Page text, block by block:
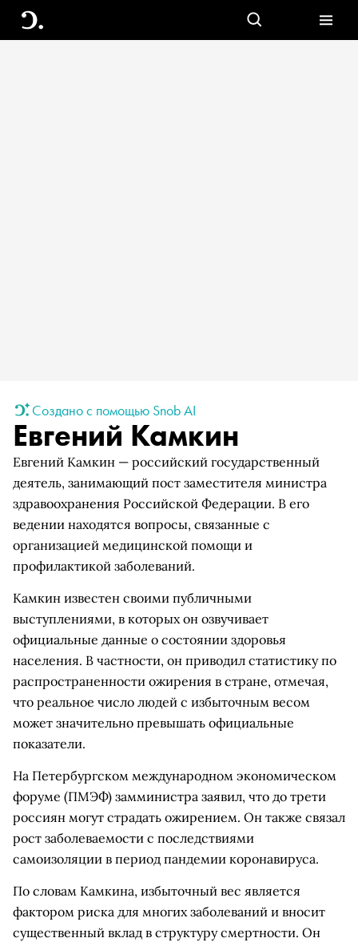
Создано с помощью Snob AI
Евгений Камкин
Евгений Камкин — российский государственный
деятель, занимающий пост заместителя министра
здравоохранения Российской Федерации. В его
ведении находятся вопросы, связанные с
организацией медицинской помощи и
профилактикой заболеваний.
Камкин известен своими публичными
выступлениями, в которых он озвучивает
официальные данные о состоянии здоровья
населения. В частности, он приводил статистику по
распространенности ожирения в стране, отмечая,
что реальное число людей с избыточным весом
может значительно превышать официальные
показатели.
На Петербургском международном экономическом
форуме (ПМЭФ) замминистра заявил, что до трети
россиян могут страдать ожирением. Он также связал
рост заболеваемости с последствиями
самоизоляции в период пандемии коронавируса.
По словам Камкина, избыточный вес является
фактором риска для многих заболеваний и вносит
существенный вклад в структуру смертности. Он